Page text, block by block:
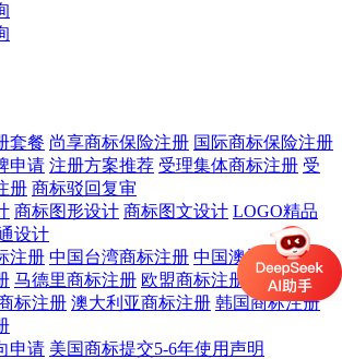
套餐 尚享商标保险注册 国际商标保险注册
申请 注册方案推荐 受理集体商标注册 受
册 商标驳回复审
商标图形设计 商标图文设计 LOGO精品
设计
注册 中国台湾商标注册 中国澳门商标注册
马德里商标注册 欧盟商标注册
英国商标
标注册 澳大利亚商标注册 韩国商标注册
申请 美国商标提交5-6年使用声明